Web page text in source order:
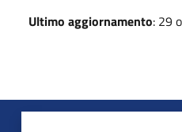
Ultimo aggiornamento: 29